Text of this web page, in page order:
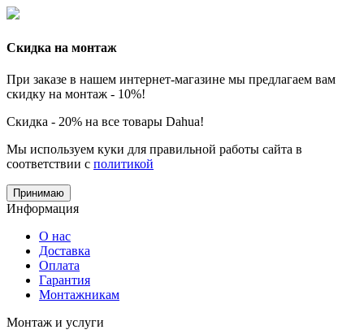
Скидка на монтаж
При заказе в нашем интернет-магазине мы предлагаем вам
скидку на монтаж - 10%!
Скидка - 20% на все товары Dahua!
Мы используем куки для правильной работы сайта в
соответствии с политикой
Принимаю
Информация
О нас
Доставка
Оплата
Гарантия
Монтажникам
Монтаж и услуги